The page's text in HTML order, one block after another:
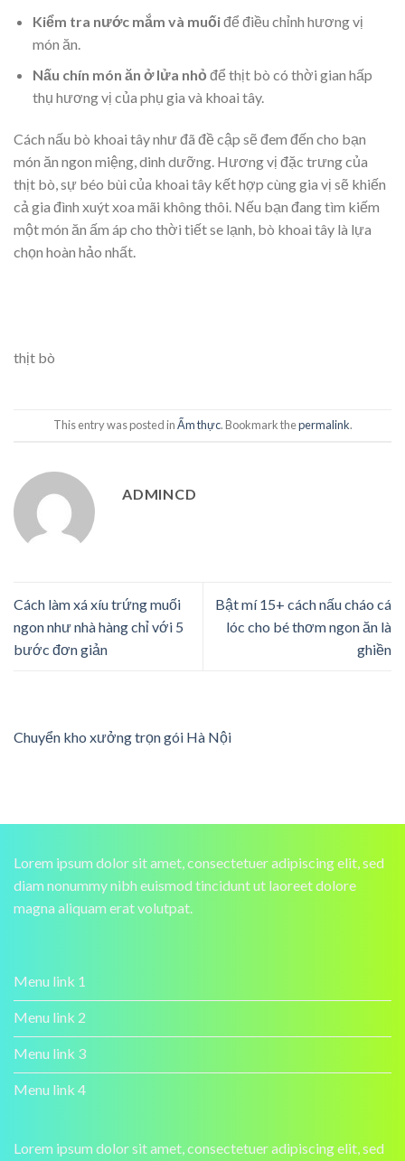
Kiểm tra nước mắm và muốiđể điều chỉnh hương vị
món ăn.
Nấu chín món ăn ở lửa nhỏ để thịt bò có thời gian hấp
thụ hương vị của phụ gia và khoai tây.
Cách nấu bò khoai tây như đã đề cập sẽ đem đến cho bạn
món ăn ngon miệng, dinh dưỡng. Hương vị đặc trưng của
thịt bò, sự béo bùi của khoai tây kết hợp cùng gia vị sẽ khiến
cả gia đình xuýt xoa mãi không thôi. Nếu bạn đang tìm kiếm
một món ăn ấm áp cho thời tiết se lạnh, bò khoai tây là lựa
chọn hoàn hảo nhất.
thịt bò
This entry was posted inẨm thực. Bookmark thepermalink.
ADMINCD
Cách làm xá xíu trứng muối
ngon như nhà hàng chỉ với 5
bước đơn giản
Bật mí 15+ cách nấu cháo cá
lóc cho bé thơm ngon ăn là
ghiền
Chuyển kho xưởng trọn gói Hà Nội
Lorem ipsum dolor sit amet, consectetuer adipiscing elit, sed
diam nonummy nibh euismod tincidunt ut laoreet dolore
magna aliquam erat volutpat.
Menu link 1
Menu link 2
Menu link 3
Menu link 4
Lorem ipsum dolor sit amet, consectetuer adipiscing elit, sed